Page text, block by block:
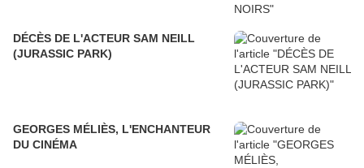
DÉCÈS DE L'ACTEUR SAM NEILL
(JURASSIC PARK)
GEORGES MÉLIÈS, L'ENCHANTEUR
DU CINÉMA